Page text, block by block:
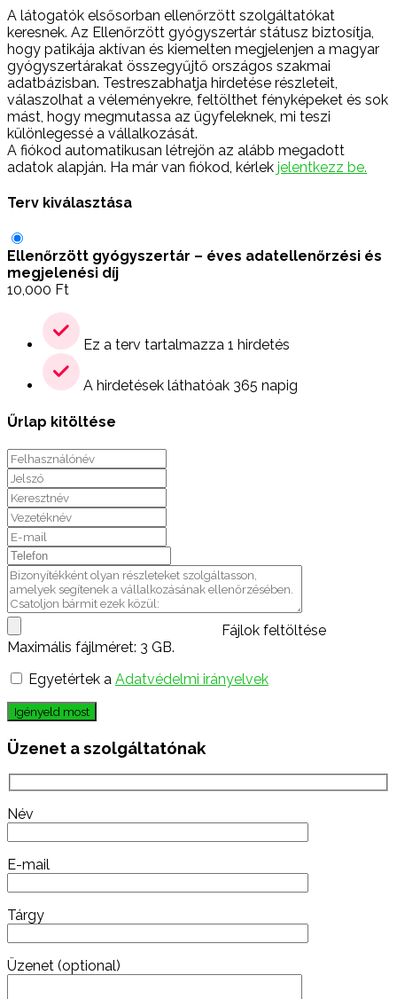
A látogatók elsősorban ellenőrzött szolgáltatókat
keresnek. Az Ellenőrzött gyógyszertár státusz biztosítja,
hogy patikája aktívan és kiemelten megjelenjen a magyar
gyógyszertárakat összegyűjtő országos szakmai
adatbázisban. Testreszabhatja hirdetése részleteit,
válaszolhat a véleményekre, feltölthet fényképeket és sok
mást, hogy megmutassa az ügyfeleknek, mi teszi
különlegessé a vállalkozását.
A fiókod automatikusan létrejön az alább megadott
adatok alapján. Ha már van fiókod, kérlek jelentkezz be.
Terv kiválasztása
Ellenőrzött gyógyszertár – éves adatellenőrzési és
megjelenési díj
10,000 Ft
Ez a terv tartalmazza 1 hirdetés
A hirdetések láthatóak 365 napig
Űrlap kitöltése
Fájlok feltöltése
Maximális fájlméret: 3 GB.
Egyetértek a Adatvédelmi irányelvek
Igényeld most
Üzenet a szolgáltatónak
Név
E-mail
Tárgy
Üzenet (optional)